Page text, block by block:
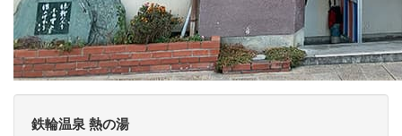
鉄輪温泉 熱の湯